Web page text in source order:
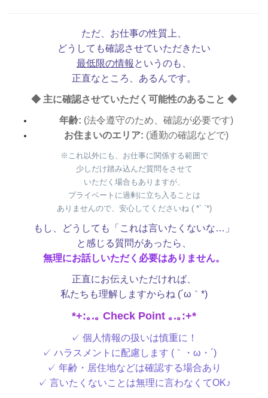
ただ、お仕事の性質上、
どうしても確認させていただきたい
最低限の情報 というのも、
正直なところ、あるんです。
◆ 主に確認させていただく可能性のあること ◆
年齢: (法令遵守のため、確認が必要です)
お住まいのエリア: (通勤の確認などで)
※これ以外にも、お仕事に関係する範囲で
少しだけ踏み込んだ質問をさせて
いただく場合もありますが、
プライベートに過剰に立ち入ることは
ありませんので、安心してくださいね ( *´ `*)
もし、どうしても「これは言いたくないな…」
と感じる質問があったら、
無理にお話しいただく必要はありません。
正直にお伝えいただければ、
私たちも理解しますからね (´ω｀*)
*+:｡.｡ Check Point ｡.｡:+*
✓ 個人情報の扱いは慎重に！
✓ ハラスメントに配慮します (｀・ω・´)ゞ
✓ 年齢・居住地などは確認する場合あり
✓ 言いたくないことは無理に言わなくてOK♪